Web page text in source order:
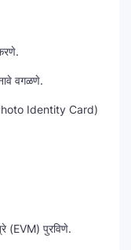
वगळणे.
Identity Card)
(EVM) पुरविणे.